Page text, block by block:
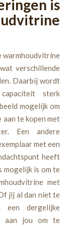
is
warmhoudvitrine
verschillende
Daarbij wordt
sterk
mogelijk om
te kopen met
Een andere
met een
heeft
mogelijk is om te
met
jij al dan niet te
dergelijke
aan jou om te